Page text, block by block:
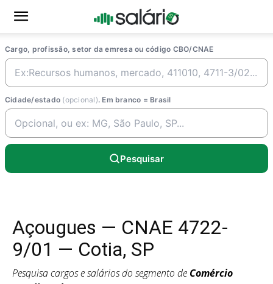
Cargo, profissão, setor da emresa ou código CBO/CNAE
Cidade/estado (opcional). Em branco = Brasil
Pesquisar
Açougues — CNAE 4722-
9/01 — Cotia, SP
Pesquisa cargos e salários do segmento de Comércio